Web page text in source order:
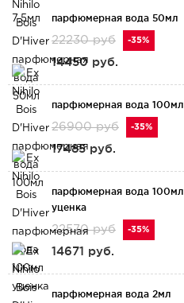
парфюмерная вода 50мл
22230 руб -35%
14450 руб.
парфюмерная вода 100мл
26900 руб -35%
17485 руб.
парфюмерная вода 100мл
уценка
22570 руб -35%
14671 руб.
парфюмерная вода 2мл